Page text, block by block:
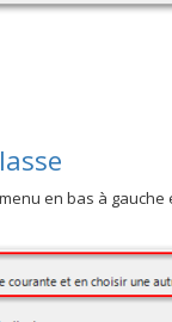
en bas à gauche